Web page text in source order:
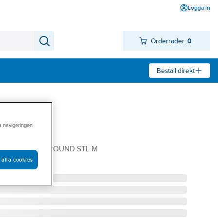
Logga in
Orderrader: 0
Beställ direkt
SVART ALLROUND STL M
navigeringen
alla cookies